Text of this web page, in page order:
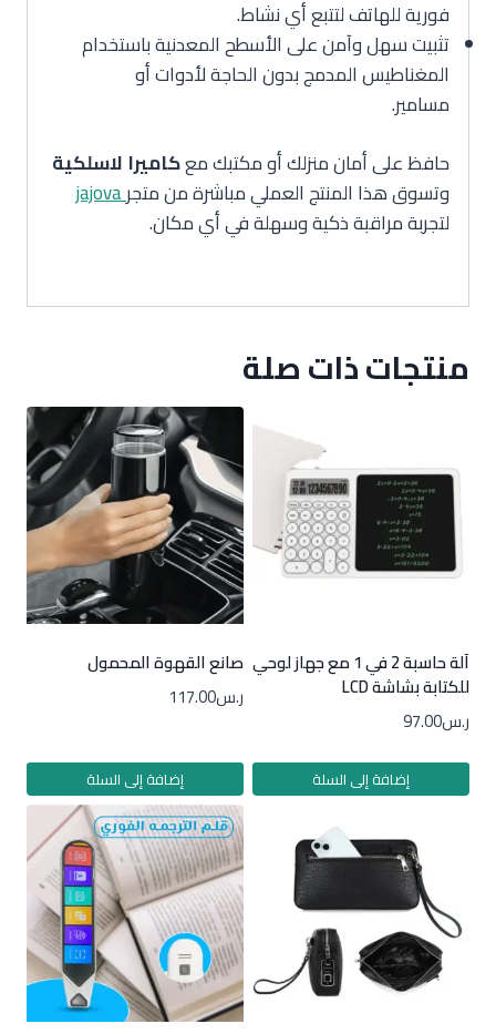
فورية للهاتف لتتبع أي نشاط.
تثبيت سهل وآمن على الأسطح المعدنية باستخدام
المغناطيس المدمج بدون الحاجة لأدوات أو
مسامير.
حافظ على أمان منزلك أو مكتبك معكاميرا لاسلكية
وتسوق هذا المنتج العملي مباشرة من متجرjajova
لتجربة مراقبة ذكية وسهلة في أي مكان.
منتجات ذات صلة
آلة حاسبة 2 في 1 مع جهاز لوحي
للكتابة بشاشة LCD
ر.س97.00
إضافة إلى السلة
صانع القهوة المحمول
ر.س117.00
إضافة إلى السلة